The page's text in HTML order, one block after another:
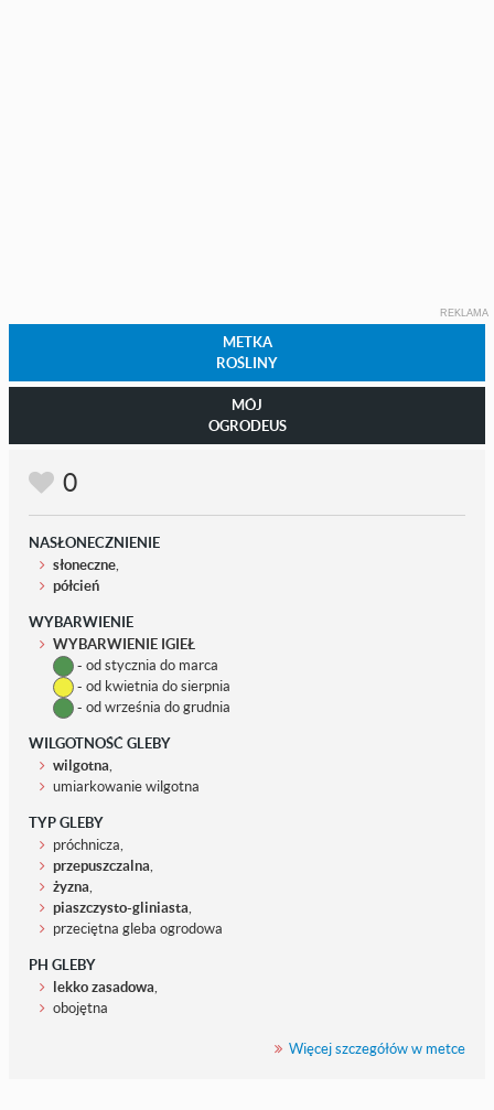
REKLAMA
METKA
ROŚLINY
MÓJ
OGRODEUS
0
NASŁONECZNIENIE
słoneczne,
półcień
WYBARWIENIE
WYBARWIENIE IGIEŁ
- od stycznia do marca
- od kwietnia do sierpnia
- od września do grudnia
WILGOTNOŚĆ GLEBY
wilgotna,
umiarkowanie wilgotna
TYP GLEBY
próchnicza,
przepuszczalna,
żyzna,
piaszczysto-gliniasta,
przeciętna gleba ogrodowa
PH GLEBY
lekko zasadowa,
obojętna
Więcej szczegółów w metce